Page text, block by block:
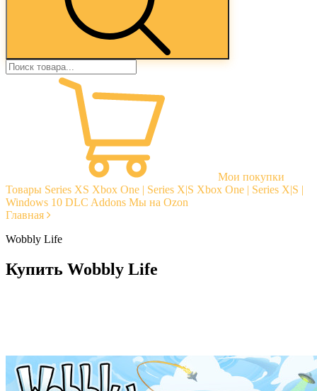
Мои покупки
Товары Series XS Xbox One | Series X|S Xbox One | Series X|S |
Windows 10 DLC Addons Мы на Ozon
Главная
Wobbly Life
Купить Wobbly Life